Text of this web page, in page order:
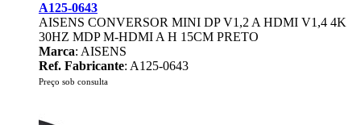
A125-0643
AISENS CONVERSOR MINI DP V1,2 A HDMI V1,4 4K
30HZ MDP M-HDMI A H 15CM PRETO
Marca: AISENS
Ref. Fabricante: A125-0643
Preço sob consulta